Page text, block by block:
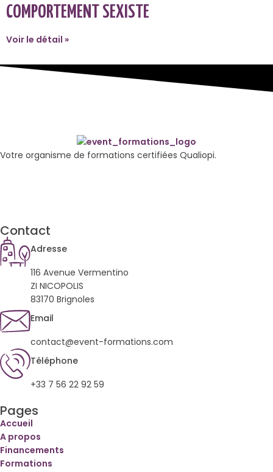
COMPORTEMENT SEXISTE
Voir le détail »
Votre organisme de formations certifiées Qualiopi.
Contact
Adresse
116 Avenue Vermentino
ZI NICOPOLIS
83170 Brignoles
Email
contact@event-formations.com
Téléphone
+33 7 56 22 92 59
Pages
Accueil
A propos
Financements
Formations